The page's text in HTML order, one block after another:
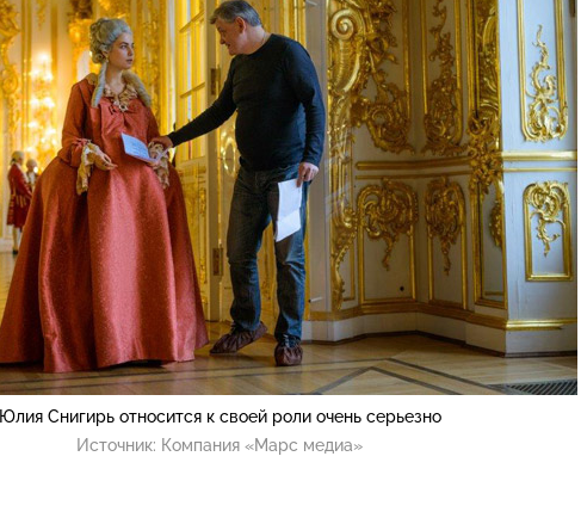
Юлия Снигирь относится к своей роли очень серьезно
Источник: Компания «Марс медиа»